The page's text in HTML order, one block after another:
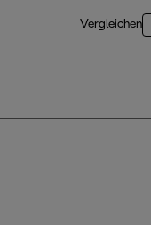
Vergleichen